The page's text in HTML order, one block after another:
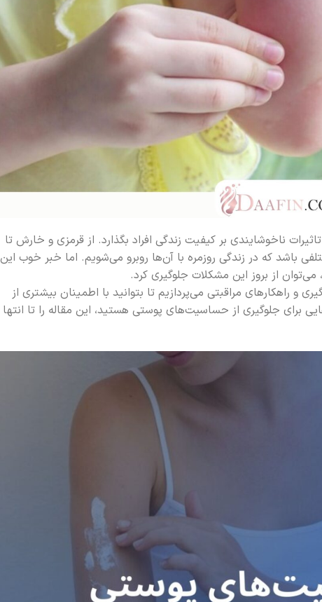
ناخوشایندی بر کیفیت زندگی افراد بگذارد. از قرمزی و خارش تا
باشد که در زندگی روزمره با آن‌ها روبرو می‌شویم. اما خبر خوب این
از بروز این مشکلات جلوگیری کرد.
و راهکارهای مراقبتی می‌پردازیم تا بتوانید با اطمینان بیشتری از
جلوگیری از حساسیت‌های پوستی هستید، این مقاله را تا انتها